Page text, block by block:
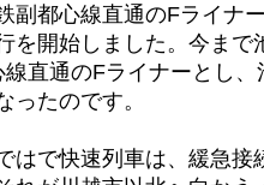
副都心線直通のFライナ
を開始しました。今ま
直通のFライナーとし
ったのです。
はで快速列車は、緩急